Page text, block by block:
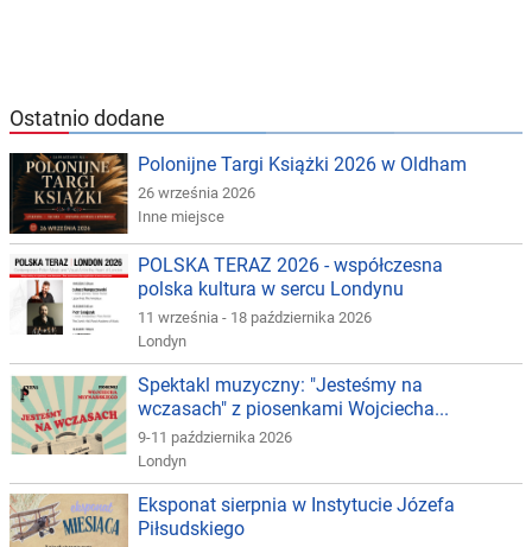
Ostatnio dodane
Polonijne Targi Książki 2026 w Oldham
26 września 2026
Inne miejsce
POLSKA TERAZ 2026 - współczesna
polska kultura w sercu Londynu
11 września - 18 października 2026
Londyn
Spektakl muzyczny: "Jesteśmy na
wczasach" z piosenkami Wojciecha...
9-11 października 2026
Londyn
Eksponat sierpnia w Instytucie Józefa
Piłsudskiego